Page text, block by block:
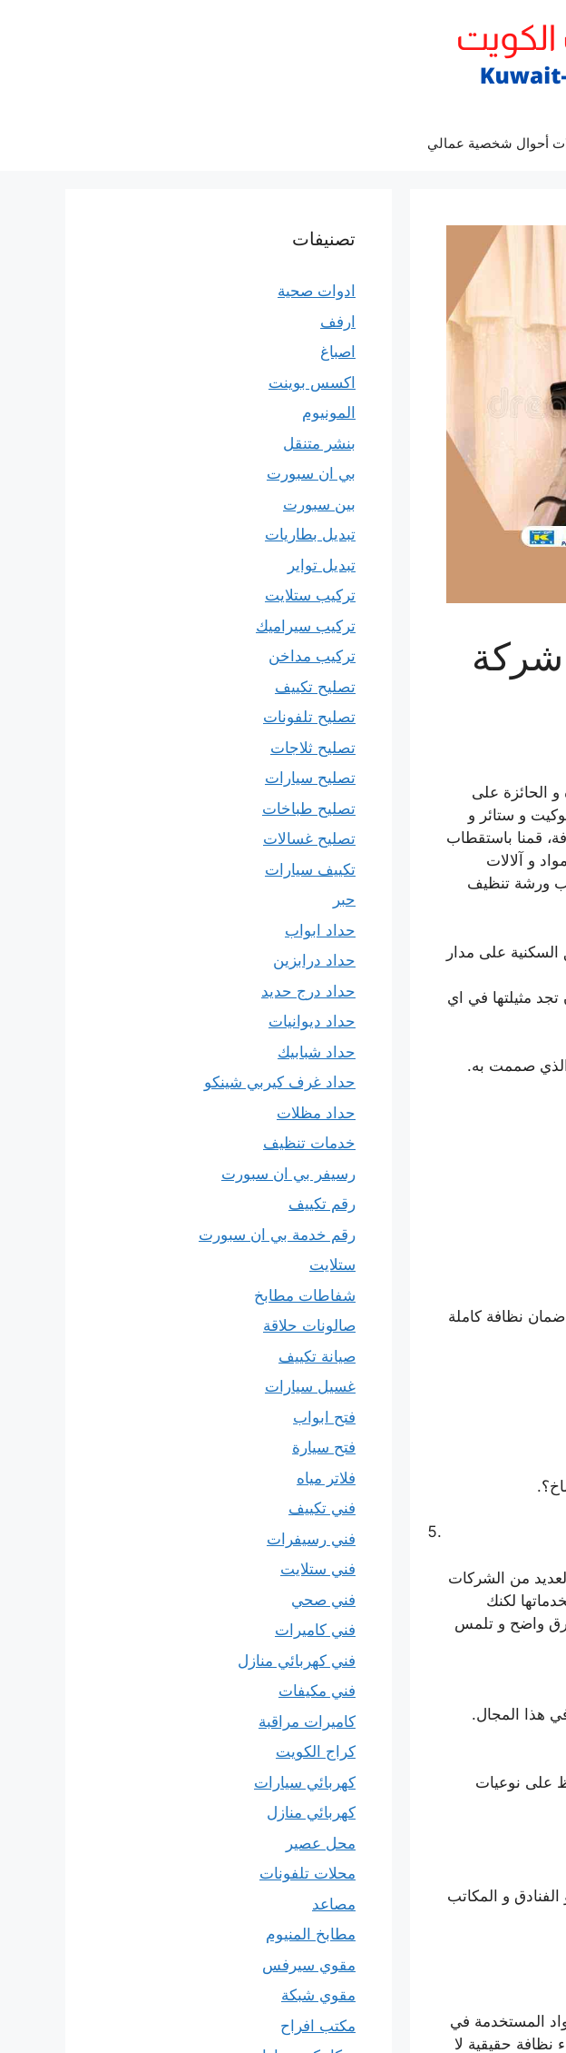
أحوال شخصية عمالي
تنظيف ستائر القيروان 55549242 شركة
و الحائزة على
و ستائر و
قمنا باستقطاب
و آلالات
الزبائن الكرام الى الاتصال بشركتنا على 55549242 و طلب ورشة تنظيف
على مدار
مثيلتها في اي
الذي صممت به.
نظافة كاملة
من الشركات
لكنك
واضح و تلمس
هذا المجال.
على نوعيات
و المكاتب
المستخدمة في
نظافة حقيقية لا
تصنيفات
ادوات صحية
ارفف
اصباغ
اكسس بوينت
المونيوم
بنشر متنقل
بي ان سبورت
بين سبورت
تبديل بطاريات
تبديل تواير
تركيب ستلايت
تركيب سيراميك
تركيب مداخن
تصليح تكييف
تصليح تلفونات
تصليح ثلاجات
تصليح سيارات
تصليح طباخات
تصليح غسالات
تكييف سيارات
حبر
حداد ابواب
حداد درابزين
حداد درج حديد
حداد ديوانيات
حداد شبابيك
حداد غرف كيربي شينكو
حداد مظلات
خدمات تنظيف
رسيفر بي ان سبورت
رقم تكييف
رقم خدمة بي ان سبورت
ستلايت
شفاطات مطابخ
صالونات حلاقة
صيانة تكييف
غسيل سيارات
فتح ابواب
فتح سيارة
فلاتر مياه
فني تكييف
فني رسيفرات
فني ستلايت
فني صحي
فني كاميرات
فني كهربائي منازل
فني مكيفات
كاميرات مراقبة
كراج الكويت
كهربائي سيارات
كهربائي منازل
محل عصير
محلات تلفونات
مصاعد
مطابخ المنيوم
مقوي سيرفس
مقوي شبكة
مكتب افراح